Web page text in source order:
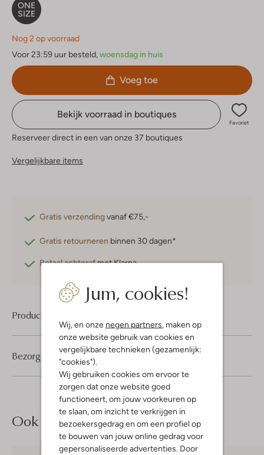
Jum, cookies!
Wij, en onze negen partners , maken op
onze website gebruik van cookies en
vergelijkbare technieken (gezamenlijk:
"cookies").
Wij gebruiken cookies om ervoor te
zorgen dat onze website goed
functioneert, om jouw voorkeuren op
te slaan, om inzicht te verkrijgen in
bezoekersgedrag en om een profiel op
te bouwen van jouw online gedrag voor
gepersonaliseerde advertenties. Door
ONE
SIZE
Nog 2 op voorraad
Voor 23:59 uur besteld,woensdag in huis
Voeg toe
Bekijk voorraad in boutiques
Favoriet
Reserveer direct in een van onze 37 boutiques
Vergelijkbare items
Gratis verzendingvanaf €75,-
Gratis retourneren binnen 30 dagen*
Betaal achterafmet Klarna
Product informatie
Bezorgen & retourneren
Ook iets voor jou?